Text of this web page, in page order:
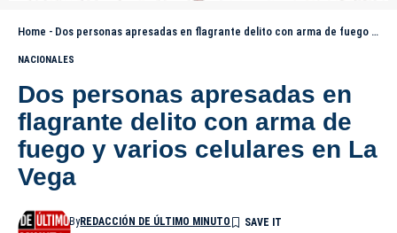
Home - Dos personas apresadas en flagrante delito con arma de fuego y varios celulares en La Vega
NACIONALES
Dos personas apresadas en
flagrante delito con arma de
fuego y varios celulares en La
Vega
ByREDACCIÓN DE ÚLTIMO MINUTO